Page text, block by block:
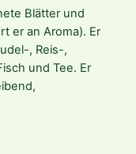
Blätter und
er an Aroma). Er
, Reis-,
und Tee. Er